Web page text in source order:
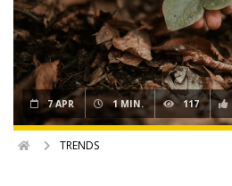
7 APR 1 MIN. 117
TRENDS